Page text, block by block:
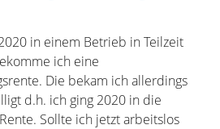
in einem Betrieb in Teilzeit
ich eine
Die bekam ich allerdings
d.h. ich ging 2020 in die
Sollte ich jetzt arbeitslos